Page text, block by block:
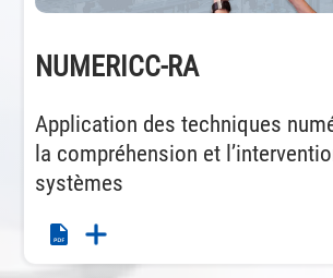
NUMERICC-RA
Application des techniques
la compréhension et
systèmes